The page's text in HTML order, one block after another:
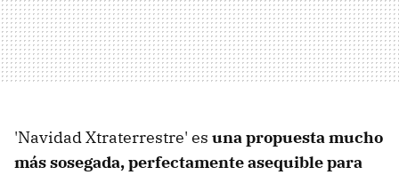
'Navidad Xtraterrestre' es una propuesta mucho
más sosegada, perfectamente asequible para